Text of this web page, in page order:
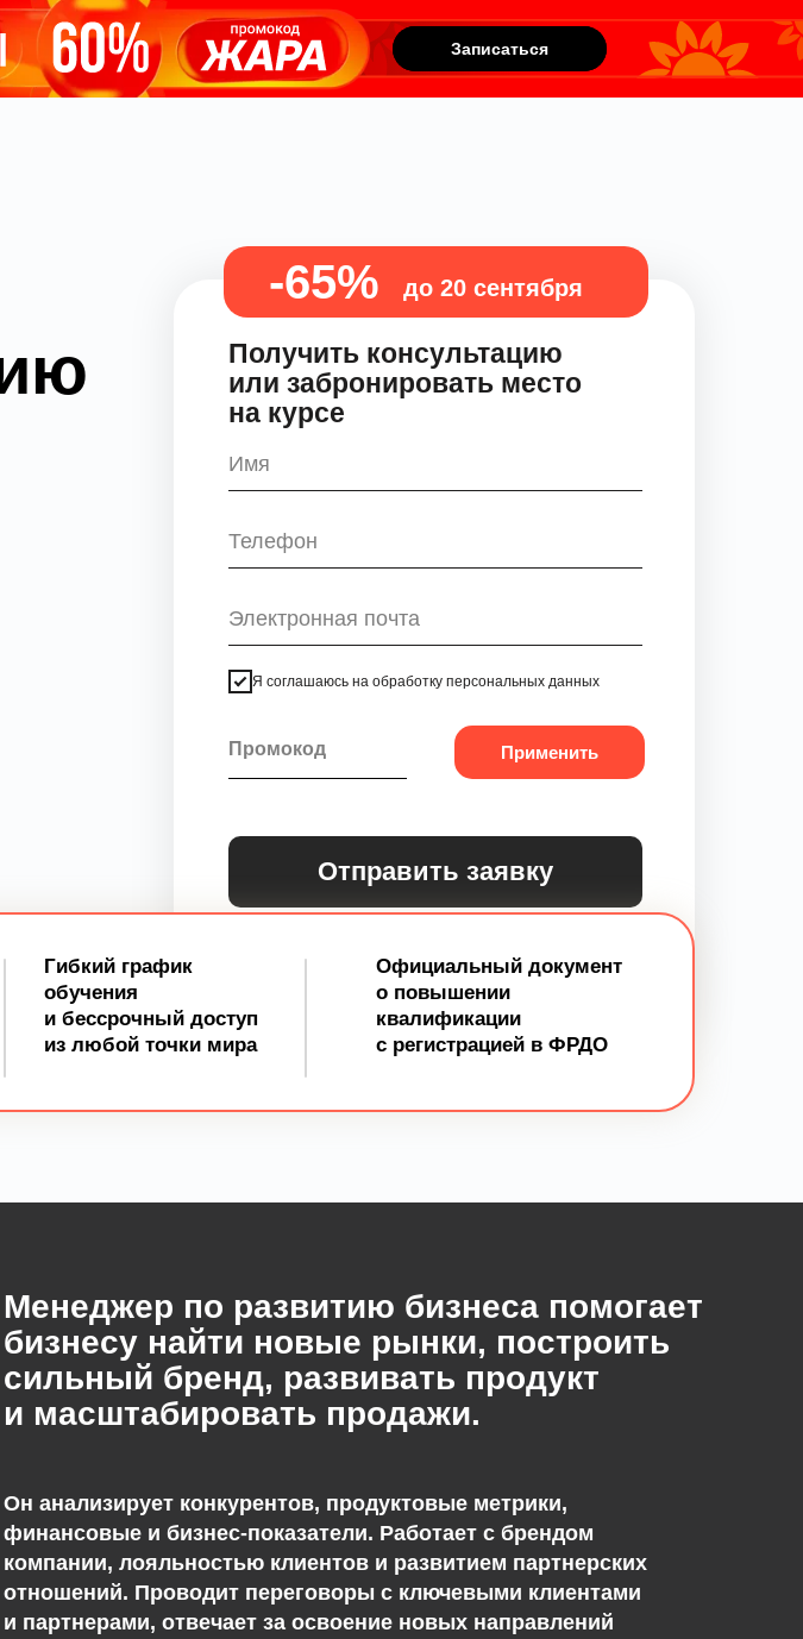
Записаться
Записаться
Я соглашаюсь на обработку персональных данных
Отправить заявку
Применить
Получить консультацию
или забронировать место
на курсе
-65% до 20 сентября
Гибкий график
обучения
и бессрочный доступ
из любой точки мира
Официальный документ
о повышении
квалификации
с регистрацией в ФРДО
Менеджер по развитию бизнеса помогает
бизнесу найти новые рынки, построить
сильный бренд, развивать продукт
и масштабировать продажи.
Он анализирует конкурентов, продуктовые метрики,
финансовые и бизнес-показатели. Работает с брендом
компании, лояльностью клиентов и развитием партнерских
отношений. Проводит переговоры с ключевыми клиентами
и партнерами, отвечает за освоение новых направлений